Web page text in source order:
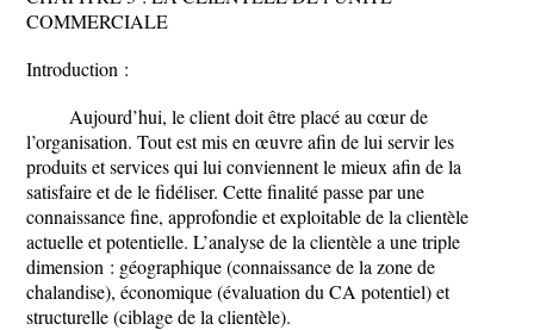
COMMERCIALE
Introduction :
Aujourd’hui, le client doit être placé au cœur de
l’organisation. Tout est mis en œuvre afin de lui servir les
produits et services qui lui conviennent le mieux afin de la
satisfaire et de le fidéliser. Cette finalité passe par une
connaissance fine, approfondie et exploitable de la clientèle
actuelle et potentielle. L’analyse de la clientèle a une triple
dimension : géographique (connaissance de la zone de
chalandise), économique (évaluation du CA potentiel) et
structurelle (ciblage de la clientèle).